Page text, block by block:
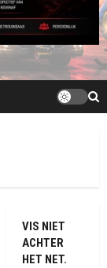
VIS NIET
ACHTER
HET NET.